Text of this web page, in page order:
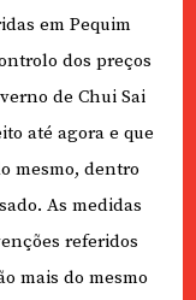
em Pequim
dos preços
de Chui Sai
até agora e que
mesmo, dentro
As medidas
referidos
mais do mesmo